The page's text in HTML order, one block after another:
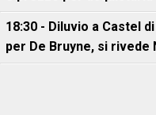
18:30 - Diluvio a Castel
per De Bruyne, si rivede